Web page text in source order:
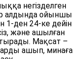
негізделген
алдында ойыншы
1-ден 24-ке дейін
және ашылған
Мақсат –
ашып, минаға